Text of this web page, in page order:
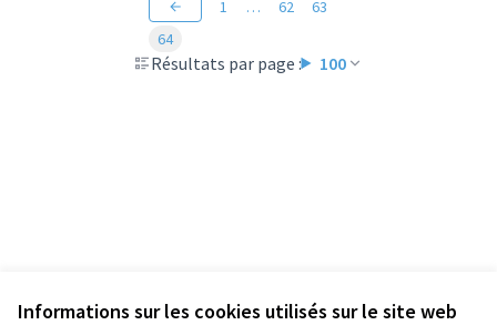
Informations sur les cookies utilisés sur le site web
Résultats par page : 100
1 … 62
63
64